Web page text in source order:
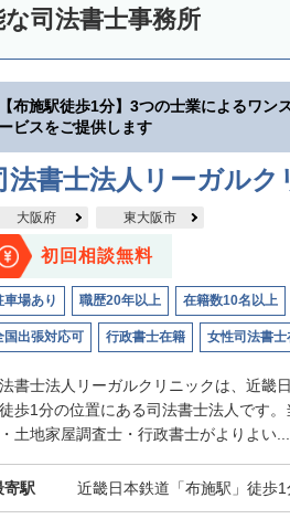
司法書士事務所
【布施駅徒歩1分】3つの士業によるワン
ービスをご提供します
法書士法人リーガルク
大阪府 東大阪市
初回相談無料
車場あり 職歴20年以上 在籍数10名以上
国出張対応可 行政書士在籍 女性司法書士
書士法人リーガルクリニックは、近畿
歩1分の位置にある司法書士法人です
土地家屋調査士・行政書士がよりよい...
寄駅 近畿日本鉄道「布施駅」徒歩1